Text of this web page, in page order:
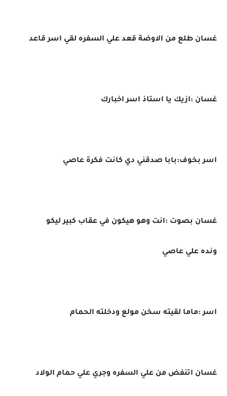
غسان طلع من الاوضة قعد علي السفره لقي اسر قاعد
غسان :ازيك يا استاذ اسر اخبارك
اسر بخوف:بابا صدقني دي كانت فكرة عاصي
غسان بصوت :انت وهو هيكون في عقاب كبير ليكو
ونده علي عاصي
اسر :ماما لقيته سخن مولع ودخلته الحمام
غسان اتنفض من علي السفره وجري علي حمام الولاد